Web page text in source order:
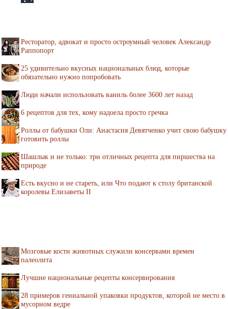
Ресторатор, адвокат и просто остроумный человек Александр
Раппопорт
25 удивительно вкусных национальных блюд, которые
обязательно нужно попробовать
Люди начали использовать ваниль более 3600 лет назад
6 рецептов для тех, кому надоела просто гречка
Роллы от бабушки Оли: Анастасия Девятченко учит свою бабушку
готовить роллы
Шашлык и не только: три отличных рецепта для пиршества на
природе
Есть вкусно и не стареть, или Что подают к столу британской
королевы Елизаветы II
Мозговые кости животных служили консервами времен
палеолита
Лучшие национальные рецепты консервирования
28 примеров гениальной упаковки продуктов, которой не место в
мусорном ведре